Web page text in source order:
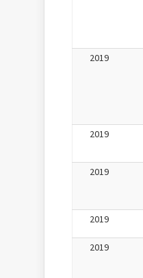
2019
2019
2019
2019
2019